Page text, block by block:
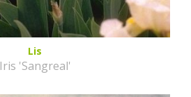
Lis
Iris 'Sangreal'